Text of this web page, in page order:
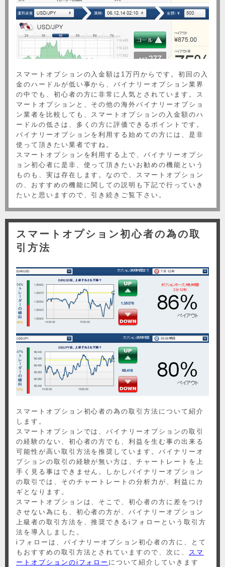
スマートオプションの入金額は1万円からです。初回の入
金のハードルが低い事から、バイナリーオプション業界
の中でも、初心者の方に非常に人気とされています。ス
マートオプションと、その他の海外バイナリーオプショ
ン業者を比較しても、スマートオプションの入金額のハ
ードルの低さは、多くの方に評価できるポイントです。
バイナリーオプションを利用する始めての方には、是非
使って頂きたい業者ですね。
スマートオプションを利用する上で、バイナリーオプシ
ョン初心者に是非、使って頂きたいお勧めの機能という
ものも、実は存在します。なので、スマートオプション
の、おすすめの機能に関しての説明も下記で行っていき
たいと思いますので、引き続きご覧下さい。
スマートオプション初心者の為の取
引方法
スマートオプション初心者の為の取引方法について紹介
します。
スマートオプションでは、バイナリーオプションの取引
の経験のない、初心者の方でも、利益を生む事の出来る
可能性が高い取引方法を推奨しています。バイナリーオ
プションの取引の経験が無い方は、チャートレートを上
手く見る事はできません。しかしバイナリーオプション
の取引では、そのチャートレートの分析力が、利益にカ
ギとなります。
スマートオプションは、そこで、初心者の方に差をつけ
させない為にも、初心者の方が、バイナリーオプション
上級者の取引方法を、推奨できるiフォローという取引方
法を導入しました。
iフォローは、バイナリーオプション初心者の方に、とて
もおすすめの取引方法とされていますので、次に、 スマ
ートオプションのiフォロー について紹介していきます